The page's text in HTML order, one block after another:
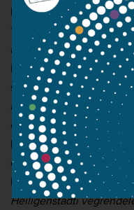
kapcsolódik.
1782), számtalan barokk
a múltat képviseli a
idején. A műsort
szimfóniaműfaj
állítja szembe
életkedv és derű,
hangulata és
ellentmond a ténynek,
keletkezésének ideje
Heiligenstadti